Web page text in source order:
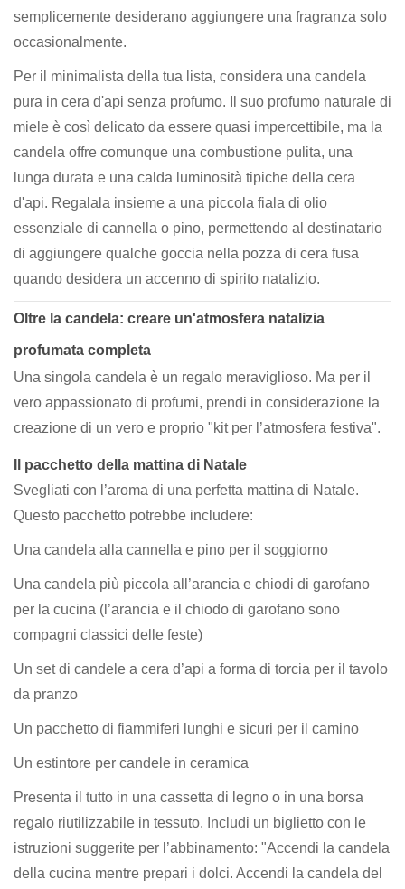
semplicemente desiderano aggiungere una fragranza solo
occasionalmente.
Per il minimalista della tua lista, considera una candela
pura in cera d'api senza profumo. Il suo profumo naturale di
miele è così delicato da essere quasi impercettibile, ma la
candela offre comunque una combustione pulita, una
lunga durata e una calda luminosità tipiche della cera
d'api. Regalala insieme a una piccola fiala di olio
essenziale di cannella o pino, permettendo al destinatario
di aggiungere qualche goccia nella pozza di cera fusa
quando desidera un accenno di spirito natalizio.
Oltre la candela: creare un'atmosfera natalizia
profumata completa
Una singola candela è un regalo meraviglioso. Ma per il
vero appassionato di profumi, prendi in considerazione la
creazione di un vero e proprio "kit per l’atmosfera festiva".
Il pacchetto della mattina di Natale
Svegliati con l’aroma di una perfetta mattina di Natale.
Questo pacchetto potrebbe includere:
Una candela alla cannella e pino per il soggiorno
Una candela più piccola all’arancia e chiodi di garofano
per la cucina (l’arancia e il chiodo di garofano sono
compagni classici delle feste)
Un set di candele a cera d’api a forma di torcia per il tavolo
da pranzo
Un pacchetto di fiammiferi lunghi e sicuri per il camino
Un estintore per candele in ceramica
Presenta il tutto in una cassetta di legno o in una borsa
regalo riutilizzabile in tessuto. Includi un biglietto con le
istruzioni suggerite per l’abbinamento: "Accendi la candela
della cucina mentre prepari i dolci. Accendi la candela del